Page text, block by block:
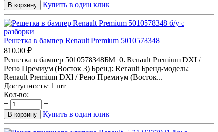
В корзину Купить в один клик
Решетка в бампер Renault Premium 5010578348
810.00 ₽
Решетка в бампер 5010578348БМ_0: Renault Premium DXI /
Рено Премиум (Восток 3) Бренд: Renault Бренд-модель:
Renault Premium DXI / Рено Премиум (Восток...
Доступность: 1 шт.
Кол-во:
+
−
В корзину Купить в один клик